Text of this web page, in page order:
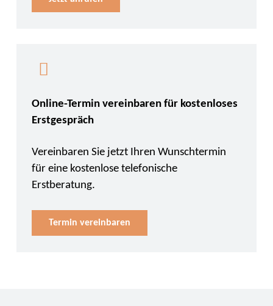
Online-Termin vereinbaren für kostenloses
Erstgespräch
Vereinbaren Sie jetzt Ihren Wunschtermin
für eine kostenlose telefonische
Erstberatung.
Termin vereinbaren